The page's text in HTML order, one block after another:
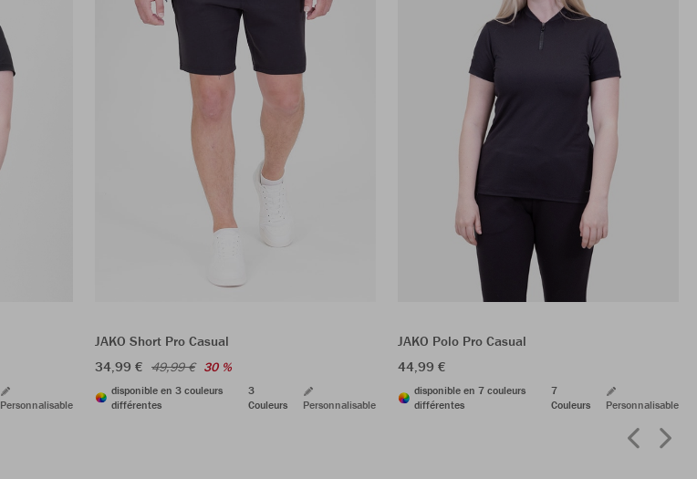
Personnalisable
JAKO Short Pro Casual
34,99 € 49,99 € 30 %
disponible en 3 couleurs
différentes
3
Couleurs
Personnalisable
JAKO Polo Pro Casual
44,99 €
disponible en 7 couleurs
différentes
7
Couleurs
Personnalisable